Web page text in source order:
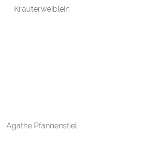
Kräuterweiblein
Agathe Pfannenstiel